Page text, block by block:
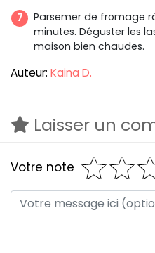
Parsemer de fromage
minutes. Déguster les
maison bien chaudes.
Auteur: Kaina D.
Laisser un
Votre note